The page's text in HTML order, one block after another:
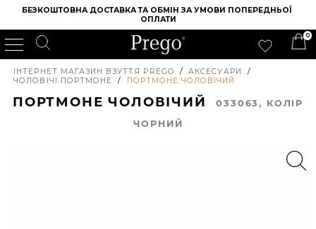
БЕЗКОШТОВНА ДОСТАВКА ТА ОБМІН ЗА УМОВИ ПОПЕРЕДНЬОЇ
ОПЛАТИ
0
ІНТЕРНЕТ МАГАЗИН ВЗУТТЯ PREGO / АКСЕСУАРИ
/
ЧОЛОВІЧІ ПОРТМОНЕ
/ ПОРТМОНЕ ЧОЛОВІЧИЙ
ПОРТМОНЕ ЧОЛОВІЧИЙ033063, КОЛIР
ЧОРНИЙ